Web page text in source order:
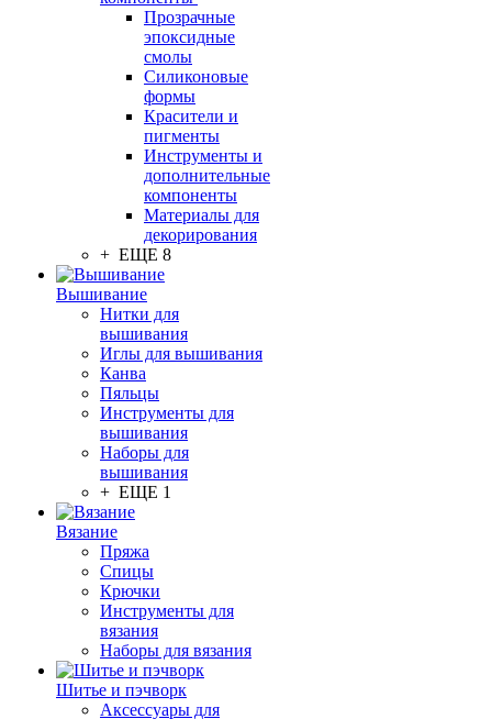
Прозрачные
эпоксидные
смолы
Силиконовые
формы
Красители и
пигменты
Инструменты и
дополнительные
компоненты
Материалы для
декорирования
+ ЕЩЕ 8
Вышивание
Нитки для
вышивания
Иглы для вышивания
Канва
Пяльцы
Инструменты для
вышивания
Наборы для
вышивания
+ ЕЩЕ 1
Вязание
Пряжа
Спицы
Крючки
Инструменты для
вязания
Наборы для вязания
Шитье и пэчворк
Аксессуары для